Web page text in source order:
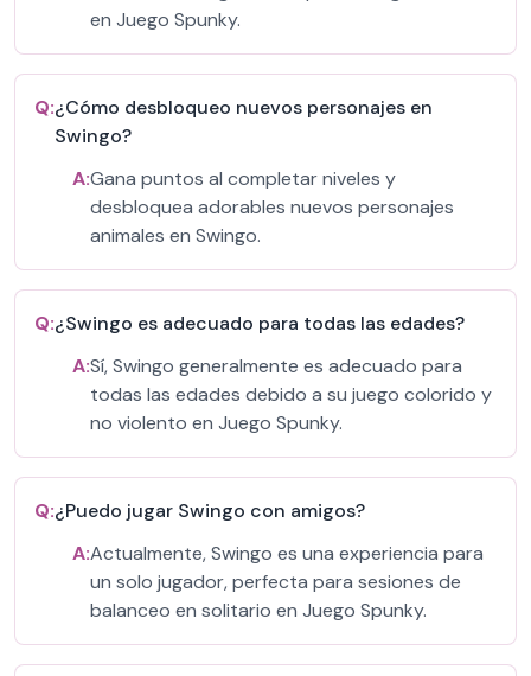
en Juego Spunky.
Q:¿Cómo desbloqueo nuevos personajes en
Swingo?
A:Gana puntos al completar niveles y
desbloquea adorables nuevos personajes
animales en Swingo.
Q:¿Swingo es adecuado para todas las edades?
A:Sí, Swingo generalmente es adecuado para
todas las edades debido a su juego colorido y
no violento en Juego Spunky.
Q:¿Puedo jugar Swingo con amigos?
A:Actualmente, Swingo es una experiencia para
un solo jugador, perfecta para sesiones de
balanceo en solitario en Juego Spunky.